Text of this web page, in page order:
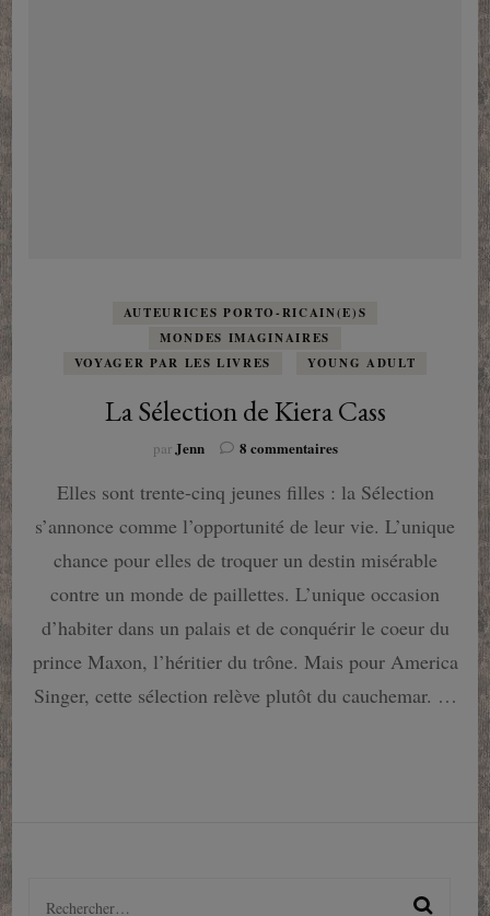
AUTEURICES PORTO-RICAIN(E)S
MONDES IMAGINAIRES
VOYAGER PAR LES LIVRES
YOUNG ADULT
La Sélection de Kiera Cass
parJenn 8 commentairessur
Sélection
Kiera
Cass
Elles sont trente-cinq jeunes filles : la Sélection
s’annonce comme l’opportunité de leur vie. L’unique
chance pour elles de troquer un destin misérable
contre un monde de paillettes. L’unique occasion
d’habiter dans un palais et de conquérir le coeur du
prince Maxon, l’héritier du trône. Mais pour America
Singer, cette sélection relève plutôt du cauchemar. …
Rechercher :